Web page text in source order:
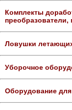
Комплекты
преобразователи,
Ловушки
Уборочное
Оборудование для